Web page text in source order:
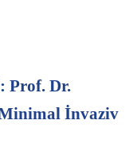
Prof. Dr.
İnvaziv